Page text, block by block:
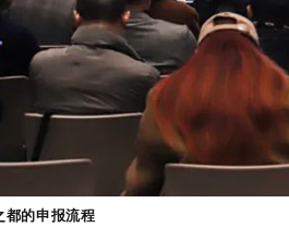
都的申报流程